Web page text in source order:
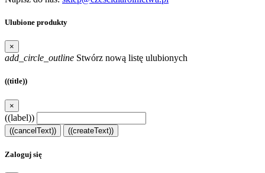
Ulubione produkty
×
add_circle_outline Stwórz nową listę ulubionych
((title))
×
((label))
((cancelText)) ((createText))
Zaloguj się